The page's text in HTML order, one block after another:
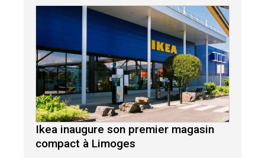
Ikea inaugure son premier magasin
compact à Limoges